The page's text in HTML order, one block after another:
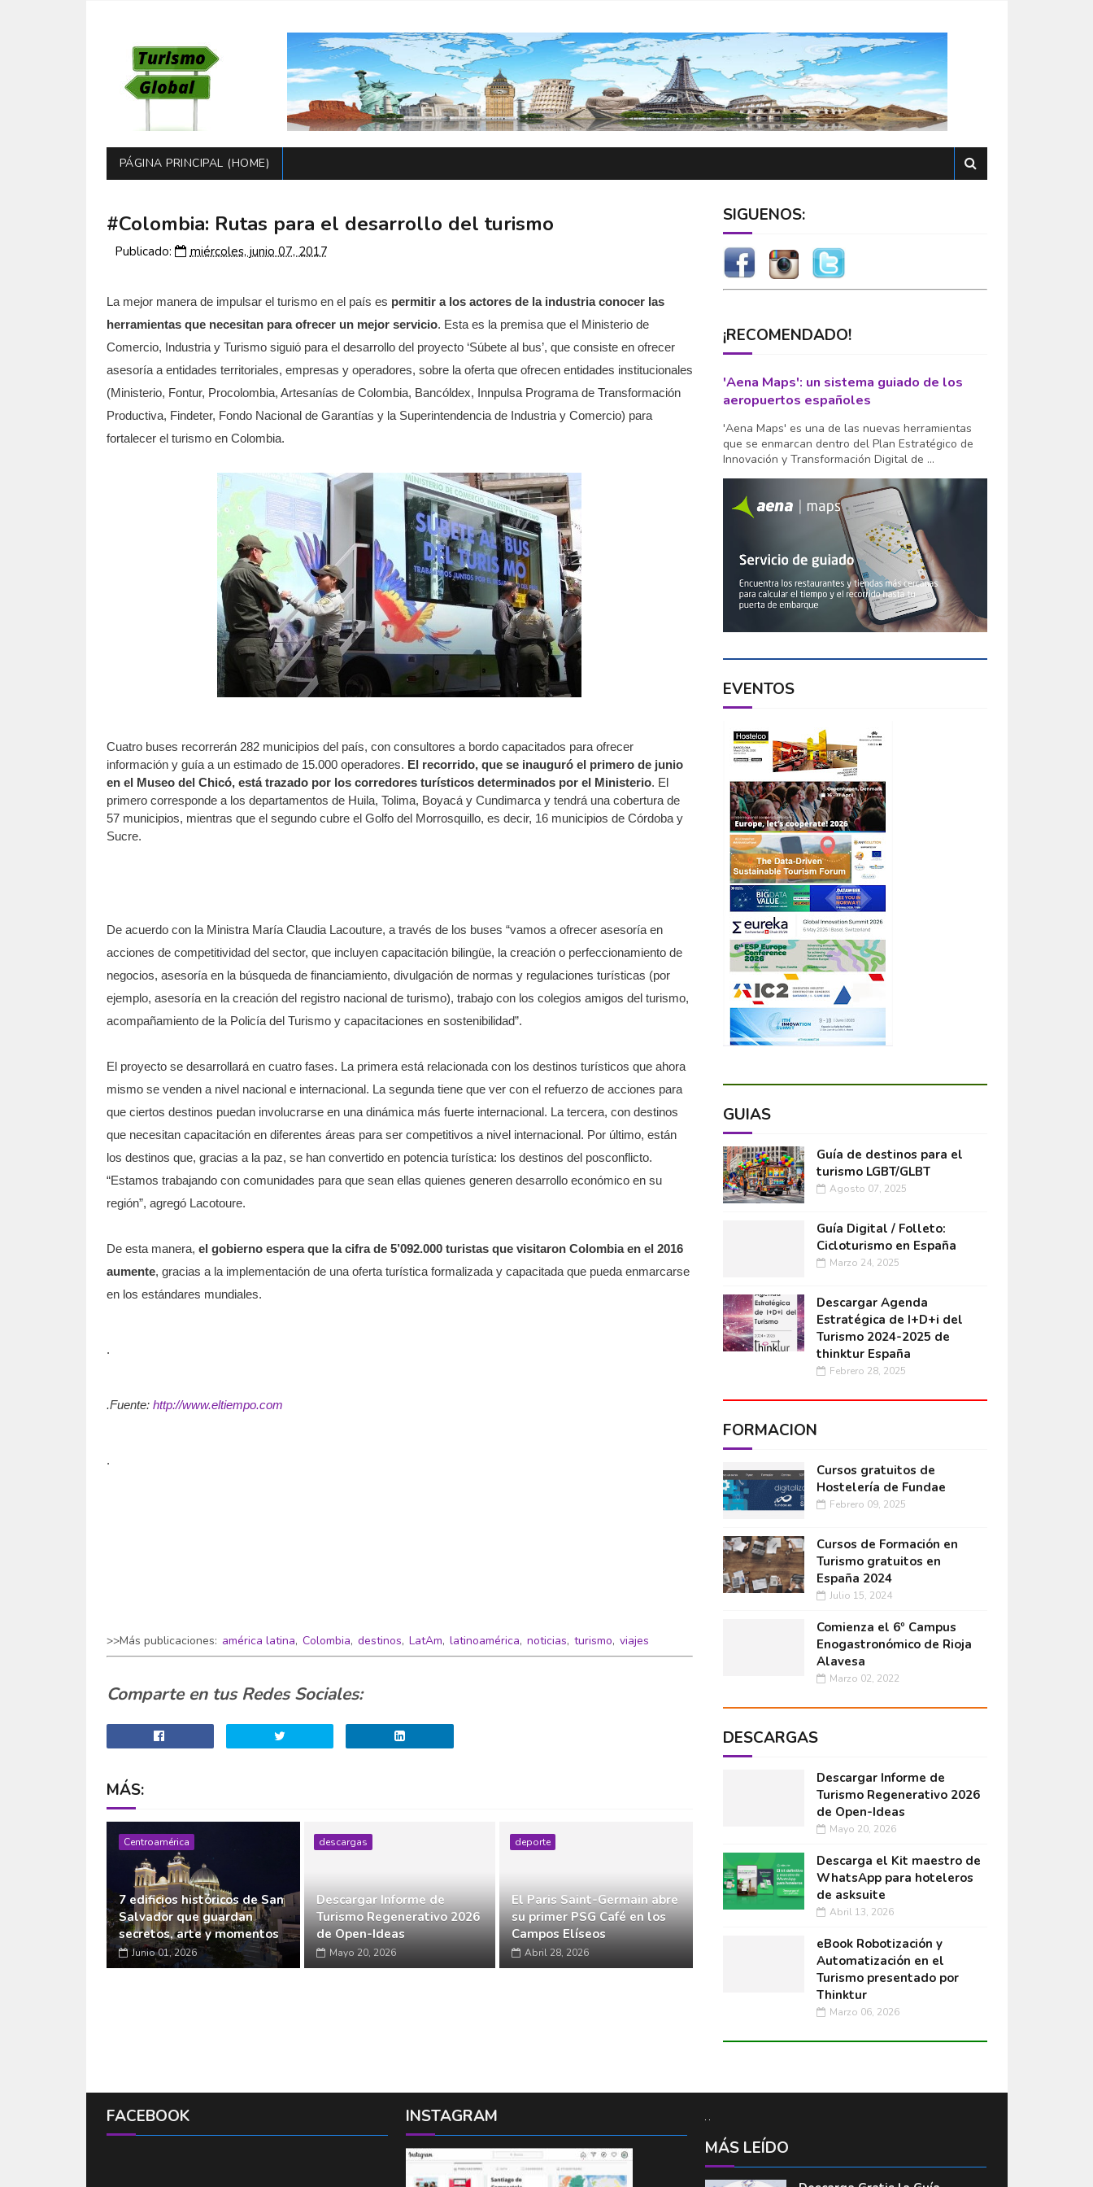
PÁGINA PRINCIPAL (HOME)
#Colombia: Rutas para el desarrollo del turismo
Publicado: miércoles, junio 07, 2017
La mejor manera de impulsar el turismo en el país es permitir a los actores de la industria conocer las
herramientas que necesitan para ofrecer un mejor servicio. Esta es la premisa que el Ministerio de
Comercio, Industria y Turismo siguió para el desarrollo del proyecto ‘Súbete al bus’, que consiste en ofrecer
asesoría a entidades territoriales, empresas y operadores, sobre la oferta que ofrecen entidades institucionales
(Ministerio, Fontur, Procolombia, Artesanías de Colombia, Bancóldex, Innpulsa Programa de Transformación
Productiva, Findeter, Fondo Nacional de Garantías y la Superintendencia de Industria y Comercio) para
fortalecer el turismo en Colombia.
Cuatro buses recorrerán 282 municipios del país, con consultores a bordo capacitados para ofrecer
información y guía a un estimado de 15.000 operadores. El recorrido, que se inauguró el primero de junio
en el Museo del Chicó, está trazado por los corredores turísticos determinados por el Ministerio. El
primero corresponde a los departamentos de Huila, Tolima, Boyacá y Cundimarca y tendrá una cobertura de
57 municipios, mientras que el segundo cubre el Golfo del Morrosquillo, es decir, 16 municipios de Córdoba y
Sucre.
De acuerdo con la Ministra María Claudia Lacouture, a través de los buses “vamos a ofrecer asesoría en
acciones de competitividad del sector, que incluyen capacitación bilingüe, la creación o perfeccionamiento de
negocios, asesoría en la búsqueda de financiamiento, divulgación de normas y regulaciones turísticas (por
ejemplo, asesoría en la creación del registro nacional de turismo), trabajo con los colegios amigos del turismo,
acompañamiento de la Policía del Turismo y capacitaciones en sostenibilidad”.
El proyecto se desarrollará en cuatro fases. La primera está relacionada con los destinos turísticos que ahora
mismo se venden a nivel nacional e internacional. La segunda tiene que ver con el refuerzo de acciones para
que ciertos destinos puedan involucrarse en una dinámica más fuerte internacional. La tercera, con destinos
que necesitan capacitación en diferentes áreas para ser competitivos a nivel internacional. Por último, están
los destinos que, gracias a la paz, se han convertido en potencia turística: los destinos del posconflicto.
“Estamos trabajando con comunidades para que sean ellas quienes generen desarrollo económico en su
región”, agregó Lacotoure.
De esta manera, el gobierno espera que la cifra de 5’092.000 turistas que visitaron Colombia en el 2016
aumente, gracias a la implementación de una oferta turística formalizada y capacitada que pueda enmarcarse
en los estándares mundiales.
.
.Fuente: http://www.eltiempo.com
.
>>Más publicaciones: américa latina, Colombia, destinos, LatAm, latinoamérica, noticias, turismo, viajes
Comparte en tus Redes Sociales:
MÁS:
Centroamérica
7 edificios históricos de San
Salvador que guardan
secretos, arte y momentos
Junio 01, 2026
descargas
Descargar Informe de
Turismo Regenerativo 2026
de Open-Ideas
Mayo 20, 2026
deporte
El Paris Saint-Germain abre
su primer PSG Café en los
Campos Elíseos
Abril 28, 2026
SÍGUENOS:
¡RECOMENDADO!
'Aena Maps': un sistema guiado de los
aeropuertos españoles
'Aena Maps' es una de las nuevas herramientas
que se enmarcan dentro del Plan Estratégico de
Innovación y Transformación Digital de ...
EVENTOS
GUÍAS
Guía de destinos para el
turismo LGBT/GLBT
Agosto 07, 2025
Guía Digital / Folleto:
Cicloturismo en España
Marzo 24, 2025
Descargar Agenda
Estratégica de I+D+i del
Turismo 2024-2025 de
thinktur España
Febrero 28, 2025
FORMACIÓN
Cursos gratuitos de
Hostelería de Fundae
Febrero 09, 2025
Cursos de Formación en
Turismo gratuitos en
España 2024
Julio 15, 2024
Comienza el 6º Campus
Enogastronómico de Rioja
Alavesa
Marzo 02, 2022
DESCARGAS
Descargar Informe de
Turismo Regenerativo 2026
de Open-Ideas
Mayo 20, 2026
Descarga el Kit maestro de
WhatsApp para hoteleros
de asksuite
Abril 13, 2026
eBook Robotización y
Automatización en el
Turismo presentado por
Thinktur
Marzo 06, 2026
FACEBOOK
INSTAGRAM
MÁS LEÍDO